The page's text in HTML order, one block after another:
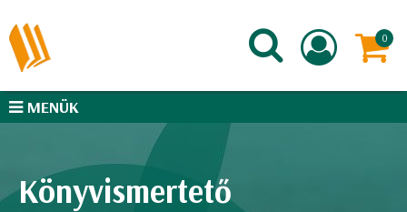
MENÜK
Könyvismertető